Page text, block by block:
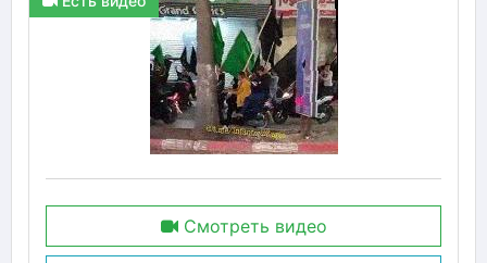
Смотреть видео